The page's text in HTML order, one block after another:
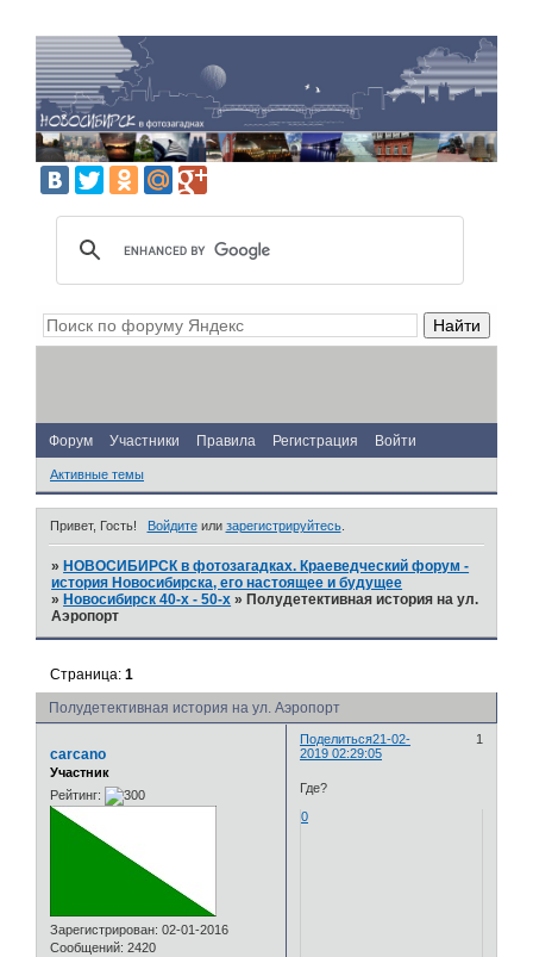
Форум Участники Правила Регистрация Войти
Активные темы
Привет, Гость! Войдитеили зарегистрируйтесь.
» НОВОСИБИРСК в фотозагадках. Краеведческий форум -
история Новосибирска, его настоящее и будущее
» Новосибирск 40-х - 50-х » Полудетективная история на ул.
Аэропорт
Полудетективная история на ул. Аэропорт
Страница:1
Поделиться 1
21-02-
2019 02:29:05
carcano
Участник
Рейтинг:
Зарегистрирован: 02-01-2016
Сообщений: 2420
Где?
0